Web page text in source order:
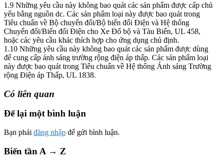
1.9 Những yêu cầu này không bao quát các sản phẩm được cấp chủ
yếu bằng nguồn dc. Các sản phẩm loại này được bao quát trong
Tiêu chuẩn về Bộ chuyển đổi/Bộ biến đổi Điện và Hệ thống
Chuyển đổi/Biến đổi Điện cho Xe Đổ bộ và Tàu Biển, UL 458,
hoặc các yêu cầu khác thích hợp cho ứng dụng chủ định.
1.10 Những yêu cầu này không bao quát các sản phẩm được dùng
để cung cấp ánh sáng trường rộng điện áp thấp. Các sản phẩm loại
này được bao quát trong Tiêu chuẩn về Hệ thống Ánh sáng Trường
rộng Điện áp Thấp, UL 1838.
Có liên quan
Để lại một bình luận
Bạn phải đăng nhập để gửi bình luận.
Biến tần A → Z